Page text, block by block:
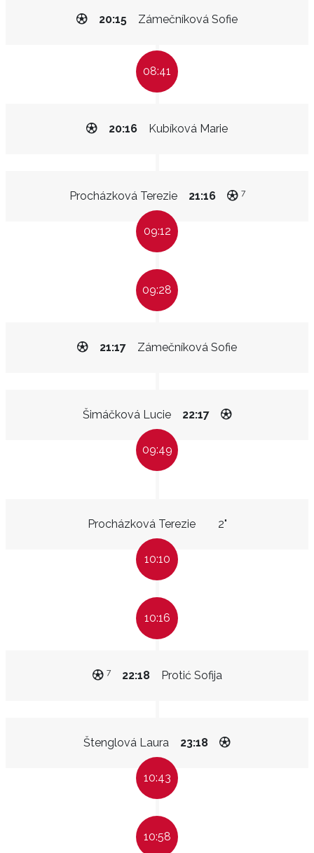
Zámečníková Sofie
20:15
08:41
Kubíková Marie
20:16
Procházková Terezie 21:16 7
09:12
09:28
Zámečníková Sofie
21:17
Šimáčková Lucie 22:17
09:49
Procházková Terezie 2"
10:10
10:16
Protić Sofija
22:18
7
Štenglová Laura 23:18
10:43
10:58